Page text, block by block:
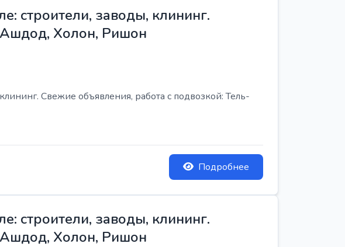
строители, заводы, клининг.
Ашдод, Холон, Ришон
Свежие объявления, работа с подвозкой: Тель-
Подробнее
строители, заводы, клининг.
Ашдод, Холон, Ришон